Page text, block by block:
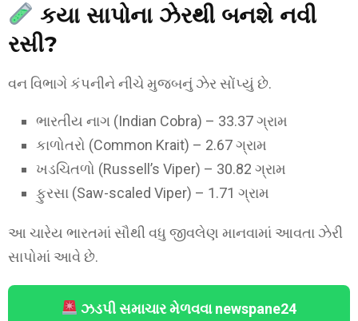
કયા સાપોના ઝેરથી બનશે નવી
રસી?
વન વિભાગે કંપનીને નીચે મુજબનું ઝેર સોંપ્યું છે.
ભારતીય નાગ (Indian Cobra) – 33.37 ગ્રામ
કાળોતરો (Common Krait) – 2.67 ગ્રામ
ખડચિતળો (Russell’s Viper) – 30.82 ગ્રામ
ફુરસા (Saw-scaled Viper) – 1.71 ગ્રામ
આ ચારેય ભારતમાં સૌથી વધુ જીવલેણ માનવામાં આવતા ઝેરી
સાપોમાં આવે છે.
ઝડપી સમાચાર મેળવવા newspane24